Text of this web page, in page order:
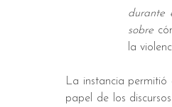
durante
sobre
la
La instancia
papel de los